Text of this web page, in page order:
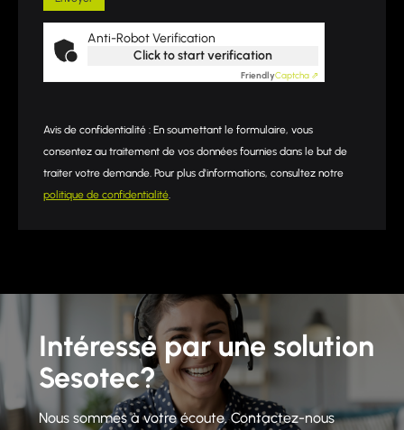
Anti-Robot Verification
Click to start verification
FriendlyCaptcha ⇗
Avis de confidentialité : En soumettant le formulaire, vous
consentez au traitement de vos données fournies dans le but de
traiter votre demande. Pour plus d'informations, consultez notre
politique de confidentialité.
Intéressé par une solution
Sesotec?
Nous sommes à votre écoute. Contactez-nous